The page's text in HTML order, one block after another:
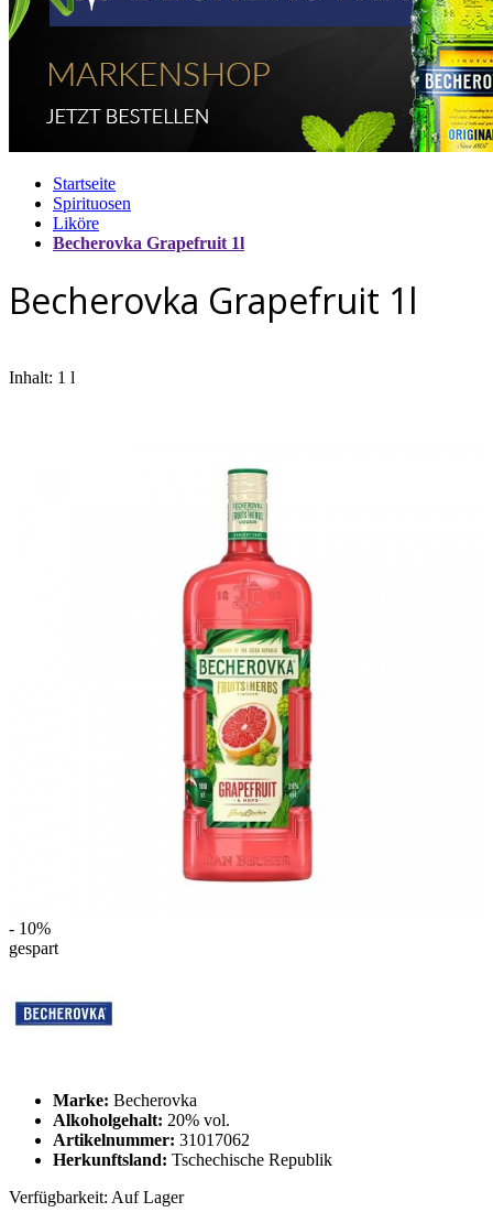
Startseite
Spirituosen
Liköre
Becherovka Grapefruit 1l
Becherovka Grapefruit 1l
Inhalt: 1 l
- 10%
gespart
Marke: Becherovka
Alkoholgehalt: 20% vol.
Artikelnummer: 31017062
Herkunftsland: Tschechische Republik
Verfügbarkeit: Auf Lager